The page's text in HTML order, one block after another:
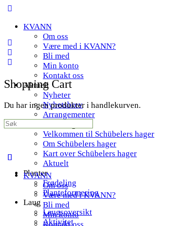
Panel
KVANN
Om oss
Være med i KVANN?
Bli med
Min konto
Kontakt oss
Aktuelt
Nyheter
Nyhetsbrev
Arrangementer
Velkommen til Schübelers hager
Om Schübelers hager
Kart over Schübelers hager
Aktuelt
Planter
Frødeling
Planteformering
Laug
Laugsoversikt
Aktivitet
Shopping Cart
Du har ingen produkter i handlekurven.
Search
KVANN
Om oss
Være med i KVANN?
Bli med
Min konto